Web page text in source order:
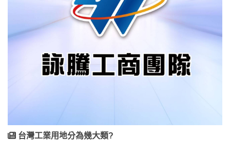
台灣工業用地分為幾大類?